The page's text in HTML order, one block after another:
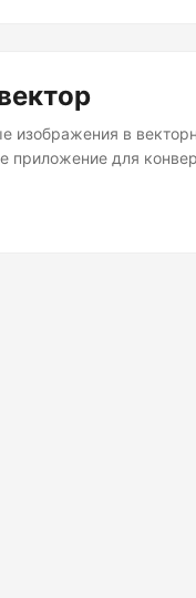
изображения в
приложение для